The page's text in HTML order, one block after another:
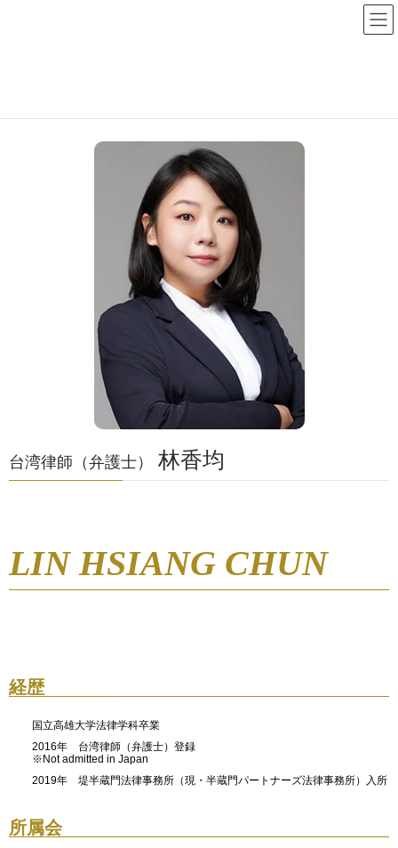
台湾律師（弁護士） 林香均
LIN HSIANG CHUN
経歴
国立高雄大学法律学科卒業
2016年 台湾律師（弁護士）登録
※Not admitted in Japan
2019年 堤半蔵門法律事務所（現・半蔵門パートナーズ法律事務所）入所
所属会